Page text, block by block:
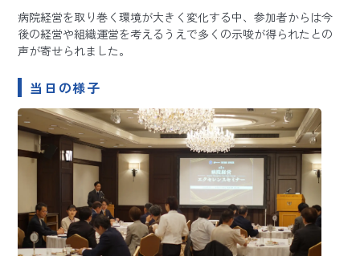
病院経営を取り巻く環境が大きく変化する中、参加者からは今
後の経営や組織運営を考えるうえで多くの示唆が得られたとの
声が寄せられました。
当日の様子